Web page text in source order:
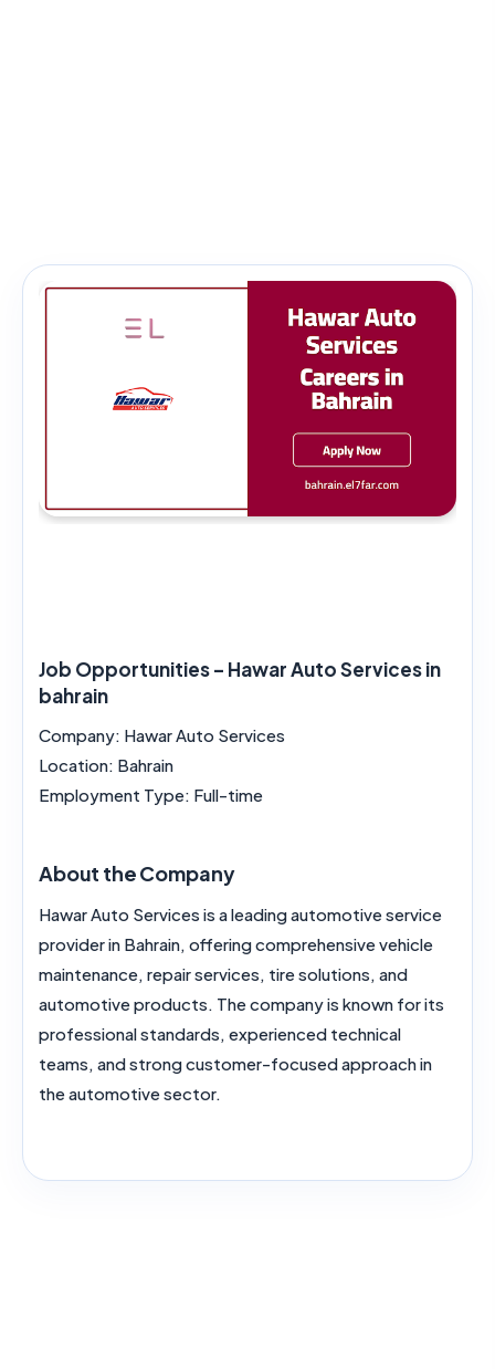
Job Opportunities – Hawar Auto Services in
bahrain
Company: Hawar Auto Services
Location: Bahrain
Employment Type: Full-time
About the Company
Hawar Auto Services is a leading automotive service
provider in Bahrain, offering comprehensive vehicle
maintenance, repair services, tire solutions, and
automotive products. The company is known for its
professional standards, experienced technical
teams, and strong customer-focused approach in
the automotive sector.